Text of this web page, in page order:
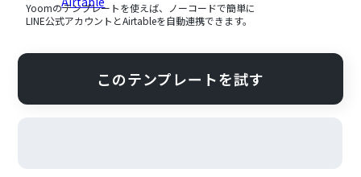
Yoomのテンプレートを使えば、ノーコードで簡単に
LINE公式アカウント とAirtableを自動連携できます。
このテンプレートを試す